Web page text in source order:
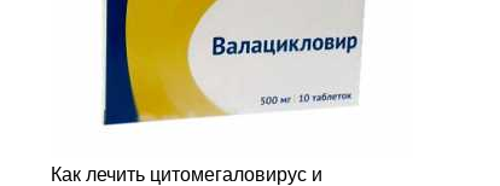
Как лечить цитомегаловирус и